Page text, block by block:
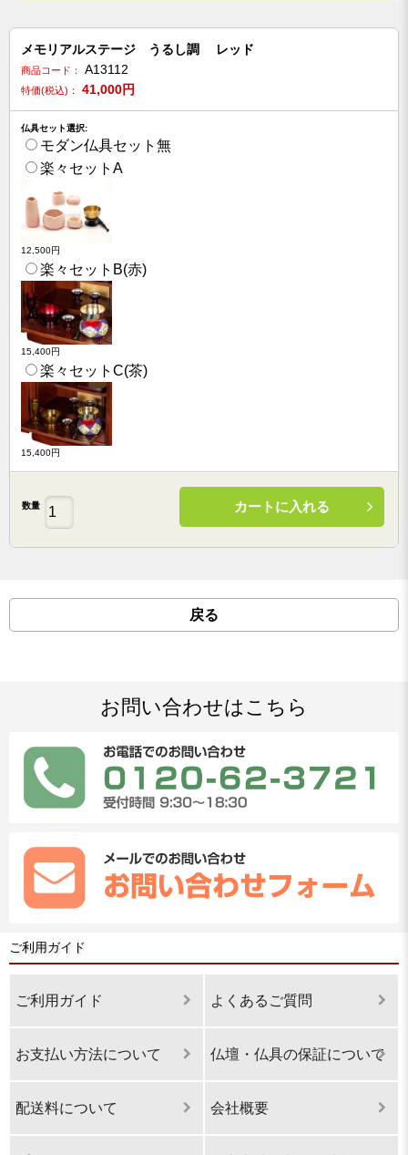
メモリアルステージ うるし調 レッド
商品コード： A13112
特価(税込)： 41,000円
仏具セット選択:
モダン仏具セット無
楽々セットA
12,500円
楽々セットB(赤)
15,400円
楽々セットC(茶)
15,400円
数量 カートに入れる
戻る
お問い合わせはこちら
ご利用ガイド
ご利用ガイド よくあるご質問
お支払い方法について 仏壇・仏具の保証について
配送料について 会社概要